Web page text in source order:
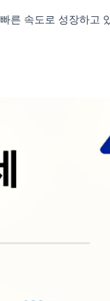
른 속도로 성장하고